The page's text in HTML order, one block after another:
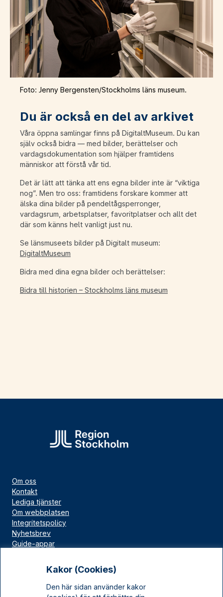
Kakor (Cookies)
Den här sidan använder kakor
Foto: Jenny Bergensten/Stockholms läns museum.
Du är också en del av arkivet
Våra öppna samlingar finns på DigitaltMuseum. Du kan
själv också bidra — med bilder, berättelser och
vardagsdokumentation som hjälper framtidens
människor att förstå vår tid.
Det är lätt att tänka att ens egna bilder inte är “viktiga
nog”. Men tro oss: framtidens forskare kommer att
älska dina bilder på pendeltågsperronger,
vardagsrum, arbetsplatser, favoritplatser och allt det
där som känns helt vanligt just nu.
Se länsmuseets bilder på Digitalt museum:
DigitaltMuseum
Bidra med dina egna bilder och berättelser:
Bidra till historien – Stockholms läns museum
Om oss
Kontakt
Lediga tjänster
Om webbplatsen
Integritetspolicy
Nyhetsbrev
Guide-appar
Kulturarv Stockholm